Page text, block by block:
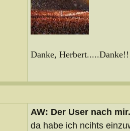
Danke,
AW: Der User nach
da habe ich ncihts